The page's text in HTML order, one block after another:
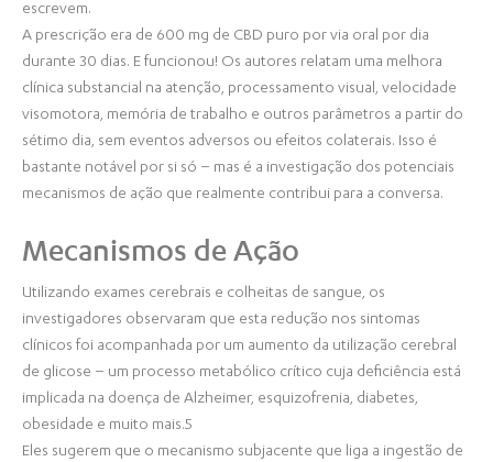
escrevem.
A prescrição era de 600 mg de CBD puro por via oral por dia
durante 30 dias. E funcionou! Os autores relatam uma melhora
clínica substancial na atenção, processamento visual, velocidade
visomotora, memória de trabalho e outros parâmetros a partir do
sétimo dia, sem eventos adversos ou efeitos colaterais. Isso é
bastante notável por si só – mas é a investigação dos potenciais
mecanismos de ação que realmente contribui para a conversa.
Mecanismos de Ação
Utilizando exames cerebrais e colheitas de sangue, os
investigadores observaram que esta redução nos sintomas
clínicos foi acompanhada por um aumento da utilização cerebral
de glicose – um processo metabólico crítico cuja deficiência está
implicada na doença de Alzheimer, esquizofrenia, diabetes,
obesidade e muito mais.5
Eles sugerem que o mecanismo subjacente que liga a ingestão de